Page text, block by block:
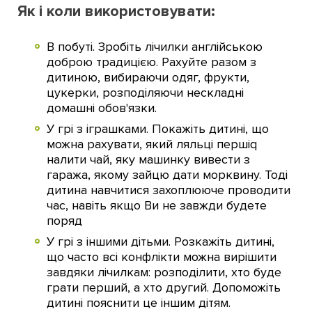
Як і коли використовувати:
В побуті. Зробіть лічилки англійською
доброю традицією. Рахуйте разом з
дитиною, вибираючи одяг, фрукти,
цукерки, розподіляючи нескладні
домашні обов'язки.
У грі з іграшками. Покажіть дитині, що
можна рахувати, який ляльці першiq
налити чай, яку машинку вивести з
гаража, якому зайцю дати морквину. Тоді
дитина навчитися захоплююче проводити
час, навіть якщо Ви не завжди будете
поряд
У грі з іншими дітьми. Розкажіть дитині,
що часто всі конфлікти можна вирішити
завдяки лічилкам: розподілити, хто буде
грати перший, а хто другий. Допоможіть
дитині пояснити це іншим дітям.